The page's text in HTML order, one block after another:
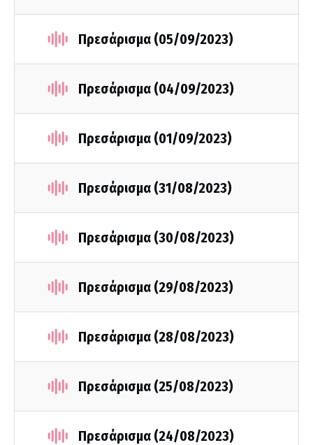
Πρεσάρισμα (05/09/2023)
Πρεσάρισμα (04/09/2023)
Πρεσάρισμα (01/09/2023)
Πρεσάρισμα (31/08/2023)
Πρεσάρισμα (30/08/2023)
Πρεσάρισμα (29/08/2023)
Πρεσάρισμα (28/08/2023)
Πρεσάρισμα (25/08/2023)
Πρεσάρισμα (24/08/2023)